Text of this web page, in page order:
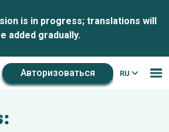
is in progress; translations will
added gradually.
Авторизоваться RU